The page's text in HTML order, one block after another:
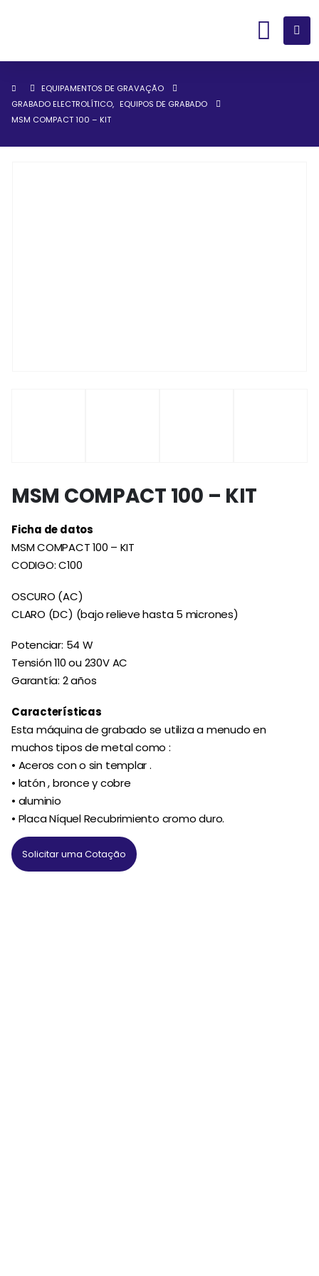
EQUIPAMENTOS DE GRAVAÇÃO
GRABADO ELECTROLÍTICO, EQUIPOS DE GRABADO
MSM COMPACT 100 – KIT
MSM COMPACT 100 – KIT
Ficha de datos
MSM COMPACT 100 – KIT
CODIGO: C100
OSCURO (AC)
CLARO (DC) (bajo relieve hasta 5 micrones)
Potenciar: 54 W
Tensión 110 ou 230V AC
Garantía: 2 años
Características
Esta máquina de grabado se utiliza a menudo en
muchos tipos de metal como :
• Aceros con o sin templar .
• latón , bronce y cobre
• aluminio
• Placa Níquel Recubrimiento cromo duro.
Solicitar uma Cotação